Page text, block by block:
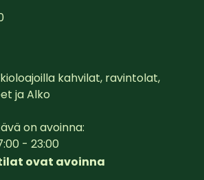
kahvilat, ravintolat,
ja Alko
on avoinna:
- 23:00
ovat avoinna